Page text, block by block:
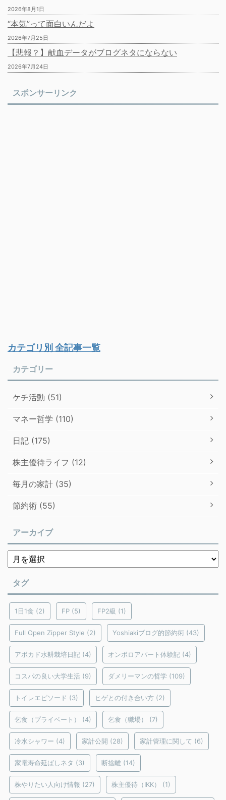
2026年8月1日
“本気”って面白いんだよ
2026年7月25日
【悲報？】献血データがブログネタにならない
2026年7月24日
スポンサーリンク
カテゴリ別 全記事一覧
カテゴリー
ケチ活動 (51)
マネー哲学 (110)
日記 (175)
株主優待ライフ (12)
毎月の家計 (35)
節約術 (55)
アーカイブ
タグ
1日1食 (2) FP (5) FP2級 (1)
Full Open Zipper Style (2) Yoshiakiブログ的節約術 (43)
アボカド水耕栽培日記 (4) オンボロアパート体験記 (4)
コスパの良い大学生活 (9) ダメリーマンの哲学 (109)
トイレエピソード (3) ヒゲとの付き合い方 (2)
乞食（プライベート） (4) 乞食（職場） (7)
冷水シャワー (4) 家計公開 (28) 家計管理に関して (6)
家電寿命延ばしネタ (3) 断捨離 (14)
株やりたい人向け情報 (27) 株主優待（IKK） (1)